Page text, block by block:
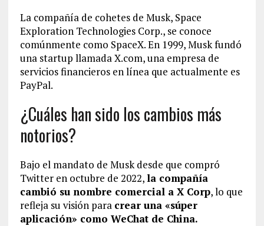
La compañía de cohetes de Musk, Space
Exploration Technologies Corp., se conoce
comúnmente como SpaceX. En 1999, Musk fundó
una startup llamada X.com, una empresa de
servicios financieros en línea que actualmente es
PayPal.
¿Cuáles han sido los cambios más
notorios?
Bajo el mandato de Musk desde que compró
Twitter en octubre de 2022,la compañía
cambió su nombre comercial a X Corp, lo que
refleja su visión para crear una «súper
aplicación» como WeChat de China.